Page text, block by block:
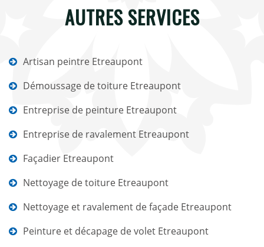
AUTRES SERVICES
Artisan peintre Etreaupont
Démoussage de toiture Etreaupont
Entreprise de peinture Etreaupont
Entreprise de ravalement Etreaupont
Façadier Etreaupont
Nettoyage de toiture Etreaupont
Nettoyage et ravalement de façade Etreaupont
Peinture et décapage de volet Etreaupont